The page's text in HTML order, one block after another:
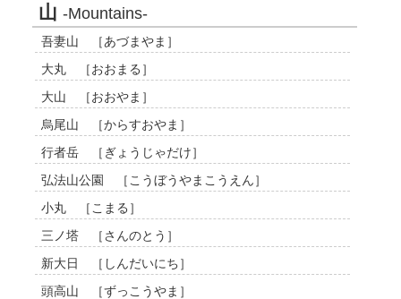
山-Mountains-
吾妻山 ［あづまやま］
大丸 ［おおまる］
大山 ［おおやま］
烏尾山 ［からすおやま］
行者岳 ［ぎょうじゃだけ］
弘法山公園 ［こうぼうやまこうえん］
小丸 ［こまる］
三ノ塔 ［さんのとう］
新大日 ［しんだいにち］
頭高山 ［ずっこうやま］